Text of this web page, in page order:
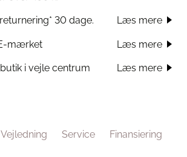
30 dage. Læs mere
mærket Læs mere
i vejle centrum Læs mere
Vejledning Service Finansiering